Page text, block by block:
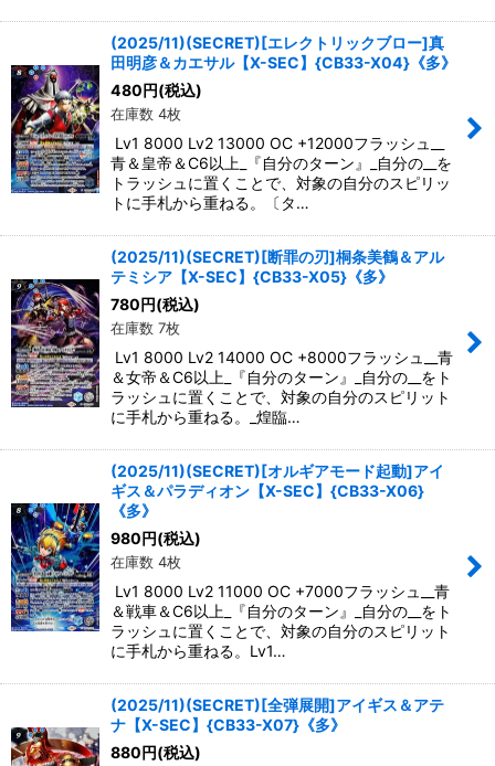
(2025/11)(SECRET)[エレクトリックブロー]真
田明彦＆カエサル【X-SEC】{CB33-X04}《多》
480 円(税込)
在庫数 4枚
Lv1 8000 Lv2 13000 OC +12000フラッシュ__
青＆皇帝＆C6以上_『自分のターン』_自分の__を
トラッシュに置くことで、対象の自分のスピリッ
トに手札から重ねる。〔タ…
(2025/11)(SECRET)[断罪の刃]桐条美鶴＆アル
テミシア【X-SEC】{CB33-X05}《多》
780 円(税込)
在庫数 7枚
Lv1 8000 Lv2 14000 OC +8000フラッシュ__青
＆女帝＆C6以上_『自分のターン』_自分の__をト
ラッシュに置くことで、対象の自分のスピリット
に手札から重ねる。_煌臨…
(2025/11)(SECRET)[オルギアモード起動]アイ
ギス＆パラディオン【X-SEC】{CB33-X06}
《多》
980 円(税込)
在庫数 4枚
Lv1 8000 Lv2 11000 OC +7000フラッシュ__青
＆戦車＆C6以上_『自分のターン』_自分の__をト
ラッシュに置くことで、対象の自分のスピリット
に手札から重ねる。Lv1…
(2025/11)(SECRET)[全弾展開]アイギス＆アテ
ナ【X-SEC】{CB33-X07}《多》
880 円(税込)